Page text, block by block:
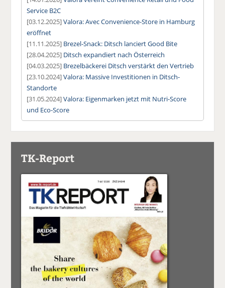
Service B2C
[03.12.2025]Valora: Avec Convenience-Store in Hamburg
eröffnet
[11.11.2025] Brezel-Snack: Ditsch lanciert Good Bite
[28.04.2025] Ditsch expandiert nach Österreich
[04.03.2025] Brezelbäckerei Ditsch verstärkt den Vertrieb
[23.10.2024]Valora: Massive Investitionen in Ditsch-
Standorte
[31.05.2024]Valora: Eigenmarken jetzt mit Nutri-Score
und Eco-Score
TK-Report